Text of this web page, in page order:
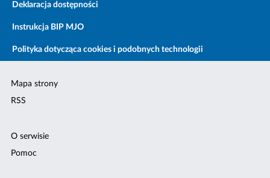
Deklaracja dostępności
Instrukcja BIP MJO
Polityka dotycząca cookies i podobnych technologii
Mapa strony
RSS
O serwisie
Pomoc